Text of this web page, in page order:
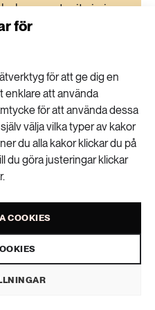
för
för att ge dig en
enklare att använda
för att använda dessa
välja vilka typer av kakor
du alla kakor klickar du på
du göra justeringar klickar
COOKIES
som tagit sig in
det finns ett ökat
i synnerhet
system där varmt och
sida om en turbin. I
och absorberas på
sidan.